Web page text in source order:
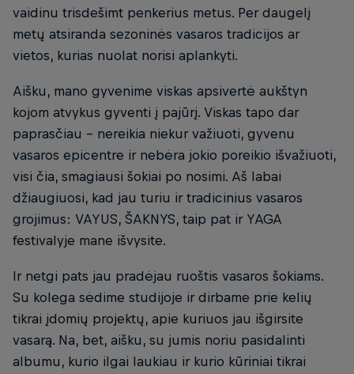
vaidinu trisdešimt penkerius metus. Per daugelį
metų atsiranda sezoninės vasaros tradicijos ar
vietos, kurias nuolat norisi aplankyti.
Aišku, mano gyvenime viskas apsivertė aukštyn
kojom atvykus gyventi į pajūrį. Viskas tapo dar
paprasčiau – nereikia niekur važiuoti, gyvenu
vasaros epicentre ir nebėra jokio poreikio išvažiuoti,
visi čia, smagiausi šokiai po nosimi. Aš labai
džiaugiuosi, kad jau turiu ir tradicinius vasaros
grojimus: VAYUS, ŠAKNYS, taip pat ir YAGA
festivalyje mane išvysite.
Ir netgi pats jau pradėjau ruoštis vasaros šokiams.
Su kolega sėdime studijoje ir dirbame prie kelių
tikrai įdomių projektų, apie kuriuos jau išgirsite
vasarą. Na, bet, aišku, su jumis noriu pasidalinti
albumu, kurio ilgai laukiau ir kurio kūriniai tikrai